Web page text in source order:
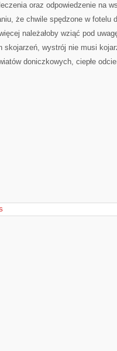
oraz odpowiedzenie na
że chwile spędzone w fotelu
należałoby wziąć pod
skojarzeń, wystrój nie musi
doniczkowych, ciepłe